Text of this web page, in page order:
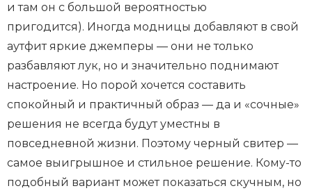
и там он с большой вероятностью
пригодится). Иногда модницы добавляют в свой
аутфит яркие джемперы — они не только
разбавляют лук, но и значительно поднимают
настроение. Но порой хочется составить
спокойный и практичный образ — да и «сочные»
решения не всегда будут уместны в
повседневной жизни. Поэтому черный свитер —
самое выигрышное и стильное решение. Кому-то
подобный вариант может показаться скучным, но